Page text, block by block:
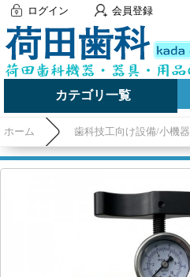
ログイン 会員登録
カテゴリ一覧
ホーム 歯科技工向け設備/小機器